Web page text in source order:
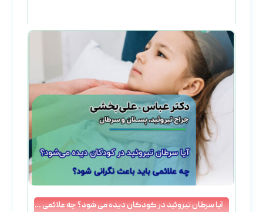
آیا سرطان تیروئید در کودکان دیده می‌ شود؟ چه علائمی باید باعث نگرانی شود؟